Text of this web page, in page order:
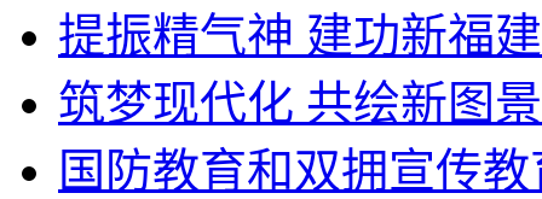
提振精气神 建功新福建
筑梦现代化 共绘新图景
国防教育和双拥宣传